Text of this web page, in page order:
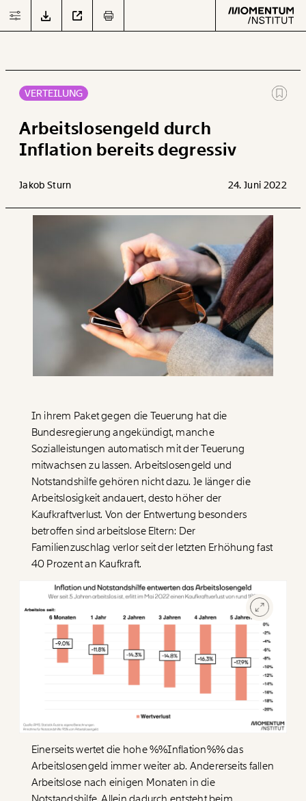
Arbeit
Verteilung
Datensätze
Paper der Woche
Projekte
Kürzungslandkarte
Erbschaftssteuer-Rechner
Koalitions-Kompass
Care-Rechner
Befristungs-Monitor
Pflegerechner
Parlagram
Über uns
Team
Jahresberichte
Pressebereich
Jobs & Fellowships
Textsecond
VERTEILUNG
Arbeitslosengeld durch
Inflation bereits degressiv
Jakob Sturn 24. Juni 2022
In ihrem Paket gegen die Teuerung hat die
Bundesregierung angekündigt, manche
Sozialleistungen automatisch mit der Teuerung
mitwachsen zu lassen. Arbeitslosengeld und
Notstandshilfe gehören nicht dazu. Je länger die
Arbeitslosigkeit andauert, desto höher der
Kaufkraftverlust. Von der Entwertung besonders
betroffen sind arbeitslose Eltern: Der
Familienzuschlag verlor seit der letzten Erhöhung fast
40 Prozent an Kaufkraft.
Einerseits wertet die hohe %%Inflation%% das
Arbeitslosengeld immer weiter ab. Andererseits fallen
Arbeitslose nach einigen Monaten in die